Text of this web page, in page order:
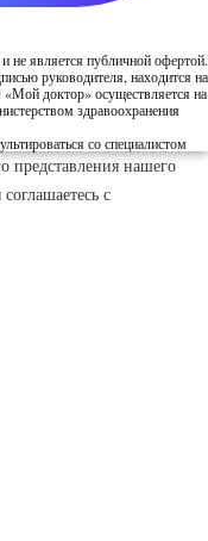
не является публичной офертой.
руководителя, находится на
доктор» осуществляется на
здравоохранения
со специалистом
нашего
с